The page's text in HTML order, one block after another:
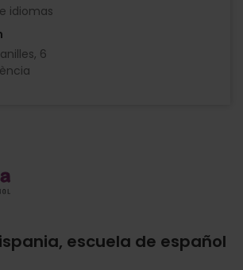
idiomas
6
escuela de español